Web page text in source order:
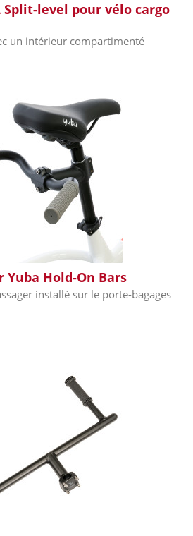
Split-level pour vélo cargo
un intérieur compartimenté
Yuba Hold-On Bars
installé sur le porte-bagages